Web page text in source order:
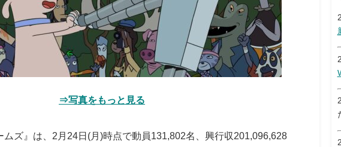
⇒写真をもっと見る
ズ』は、2月24日(月)時点で動員131,802名、興行収201,096,628